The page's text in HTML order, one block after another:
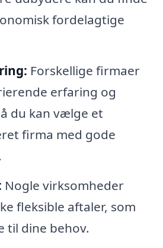
fordelagtige
Forskellige firmaer
erfaring og
du kan vælge et
firma med gode
Nogle virksomheder
fleksible aftaler, som
til dine behov.